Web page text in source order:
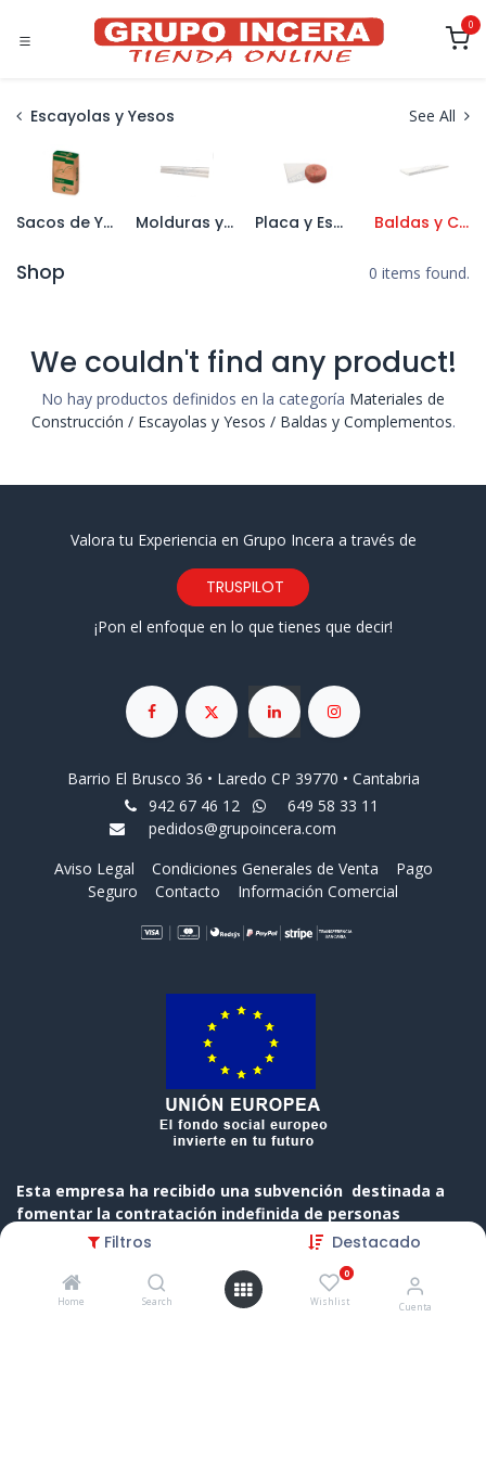
Filtros Destacado
Home Search
0
Wishlist Cuenta
0
Escayolas y Yesos See All
Sacos de Yeso Molduras y Cornisas Placa y Esparto Baldas y Complementos
Shop 0 items found.
We couldn't find any product!
No hay productos definidos en la categoría Materiales de
Construcción / Escayolas y Yesos / Baldas y Complementos.
Valora tu Experiencia en Grupo Incera a través de
TRUSPILOT
¡Pon el enfoque en lo que tienes que decir!
Barrio El Brusco 36 • Laredo CP 39770 • Cantabria
942 67 46 12
649 58 33 11
pedidos@grupoincera.com
Aviso Legal
Condiciones Generales de Venta
Pago
Seguro
Contacto Información Comercial
Esta empresa ha recibido una subvención destinada a
fomentar la contratación indefinida de personas
desempleadas, cofinanciada al 50 % por el Gobierno de
Programa Operativo FSE de Cantabria 2014-2020